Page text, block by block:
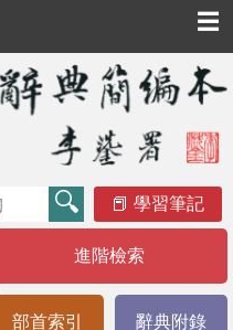
☰
學習筆記
進階檢索
部首索引 辭典附錄